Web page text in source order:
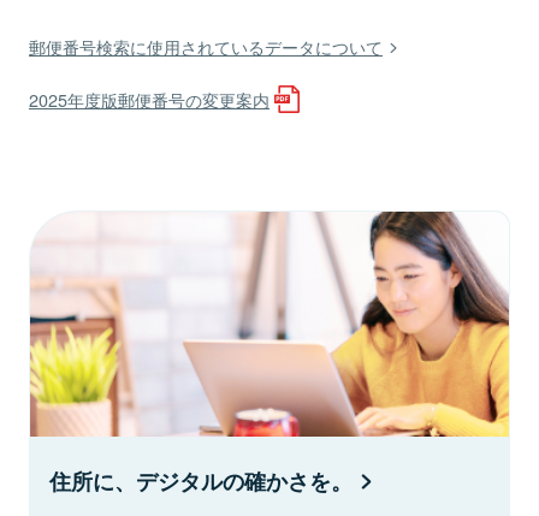
郵便番号検索に使用されているデータについて
2025年度版郵便番号の変更案内
住所に、デジタルの確かさを。